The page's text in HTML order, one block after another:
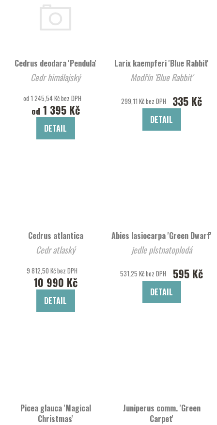
Cedrus deodara 'Pendula'
Cedr himálajský
od 1 245,54 Kč bez DPH
od 1 395 Kč
DETAIL
Larix kaempferi 'Blue Rabbit'
Modřín 'Blue Rabbit'
299,11 Kč bez DPH 335 Kč
DETAIL
Cedrus atlantica
Cedr atlaský
9 812,50 Kč bez DPH
10 990 Kč
DETAIL
Abies lasiocarpa 'Green Dwarf'
jedle plstnatoplodá
531,25 Kč bez DPH 595 Kč
DETAIL
Picea glauca 'Magical
Christmas'
Juniperus comm. 'Green
Carpet'